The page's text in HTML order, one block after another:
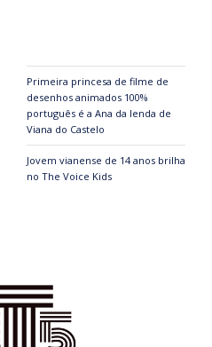
Primeira princesa de filme de
desenhos animados 100%
português é a Ana da lenda de
Viana do Castelo
Jovem vianense de 14 anos brilha
no The Voice Kids